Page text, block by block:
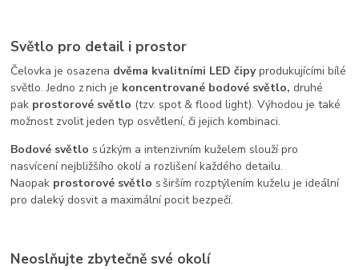
Světlo pro detail i prostor
Čelovka je osazena dvěma kvalitními LED čipyprodukujícími bílé
světlo. Jedno z nich je koncentrované bodové světlo,druhé
pak prostorové světlo (tzv. spot & flood light). Výhodou je také
možnost zvolit jeden typ osvětlení, či jejich kombinaci.
Bodové světlo s úzkým a intenzivním kuželem slouží pro
nasvícení nejbližšího okolí a rozlišení každého detailu.
Naopak prostorové světlo s širším rozptýlením kuželu je ideální
pro daleký dosvit a maximální pocit bezpečí.
Neoslňujte zbytečně své okolí